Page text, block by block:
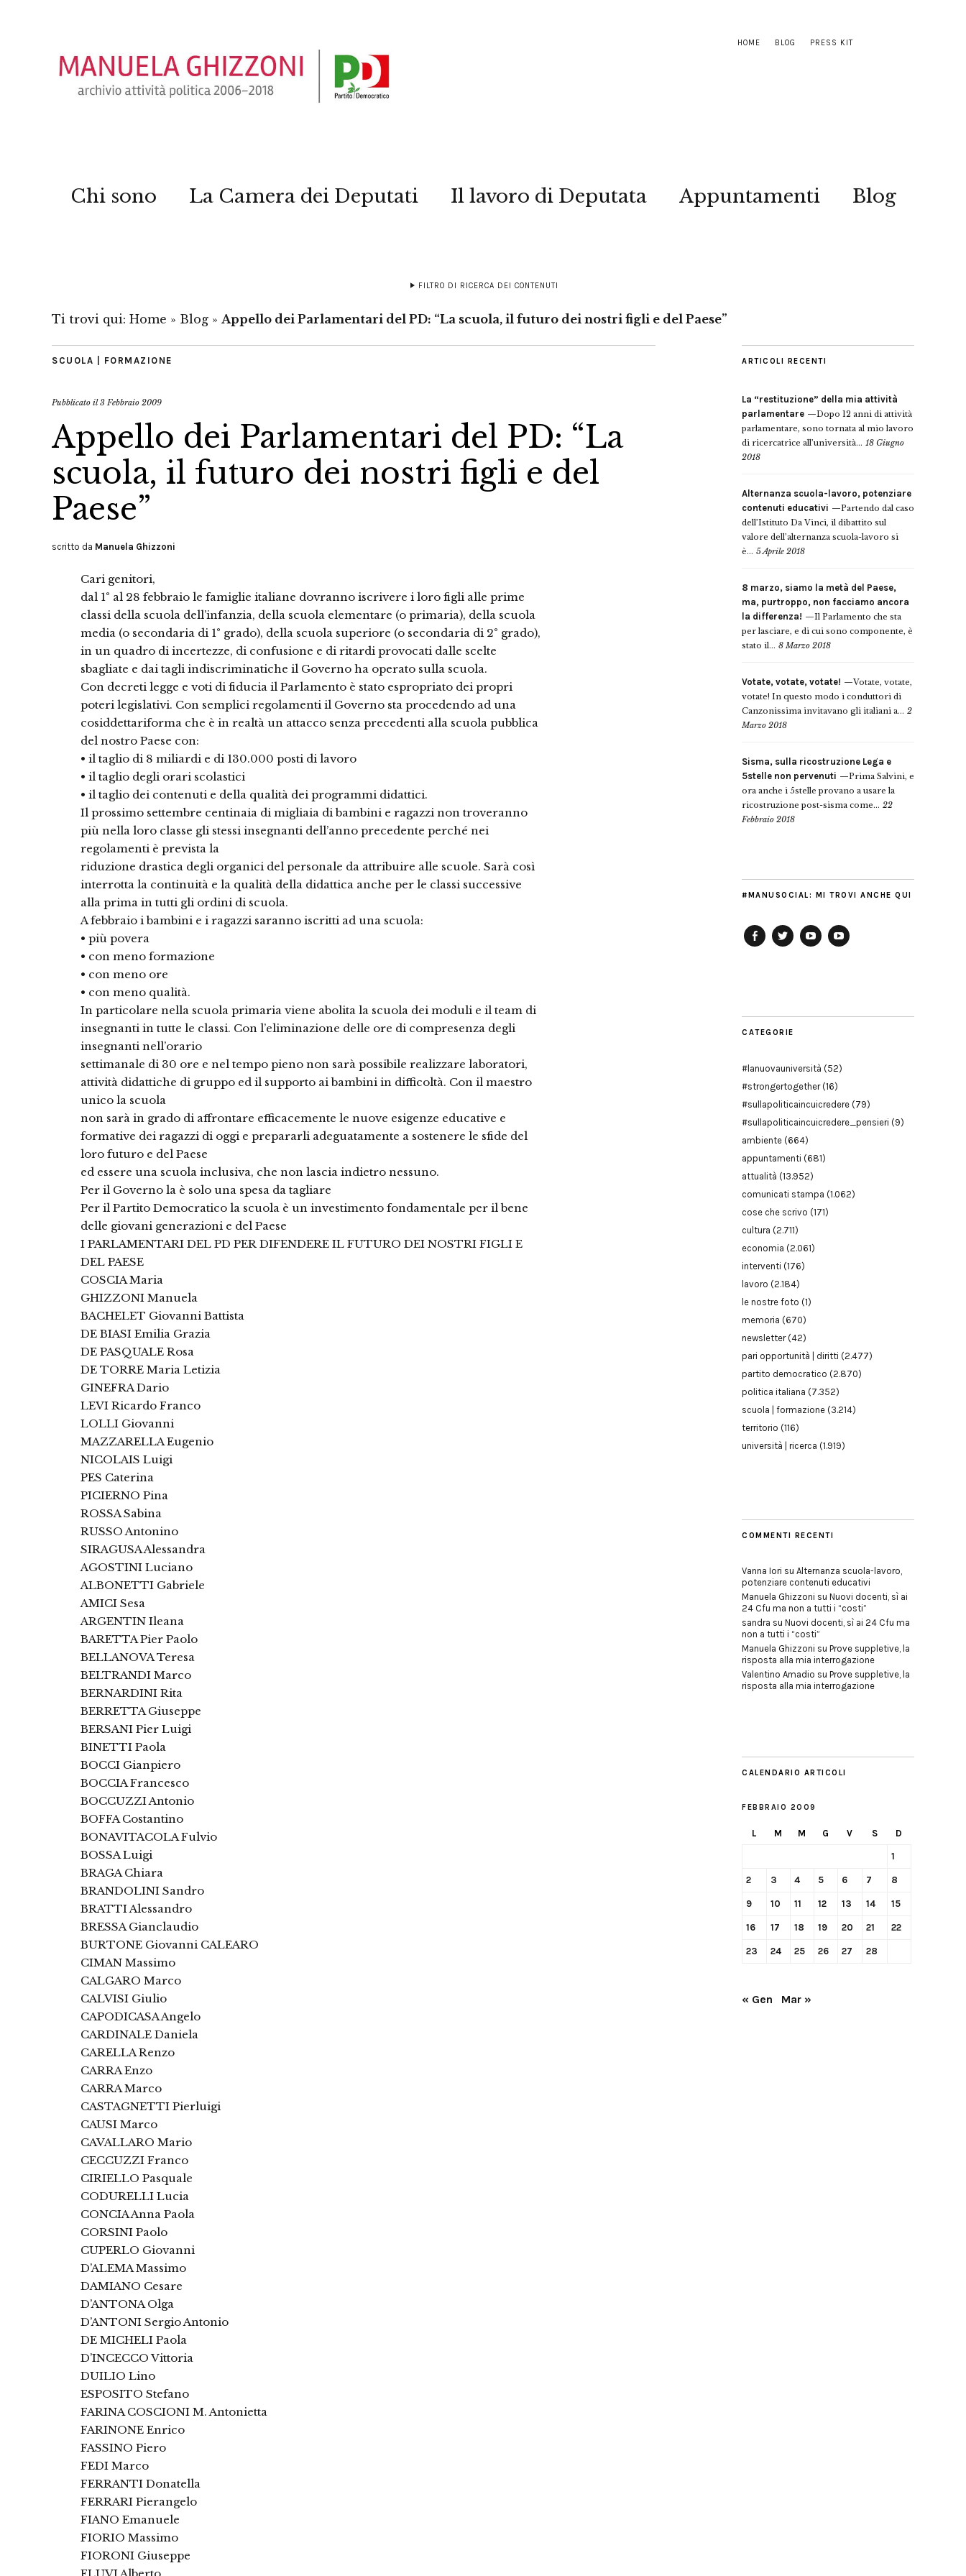
HOME BLOG PRESS KIT
Chi sono La Camera dei Deputati Il lavoro di Deputata Appuntamenti Blog
FILTRO DI RICERCA DEI CONTENUTI
Ti trovi qui: Home » Blog » Appello dei Parlamentari del PD: “La scuola, il futuro dei nostri figli e del Paese”
SCUOLA | FORMAZIONE
Pubblicato il3 Febbraio 2009
Appello dei Parlamentari del PD: “La
scuola, il futuro dei nostri figli e del
Paese”
scritto da Manuela Ghizzoni
Cari genitori,
dal 1° al 28 febbraio le famiglie italiane dovranno iscrivere i loro figli alle prime
classi della scuola dell’infanzia, della scuola elementare (o primaria), della scuola
media (o secondaria di 1° grado), della scuola superiore (o secondaria di 2° grado),
in un quadro di incertezze, di confusione e di ritardi provocati dalle scelte
sbagliate e dai tagli indiscriminatiche il Governo ha operato sulla scuola.
Con decreti legge e voti di fiducia il Parlamento è stato espropriato dei propri
poteri legislativi. Con semplici regolamenti il Governo sta procedendo ad una
cosiddettariforma che è in realtà un attacco senza precedenti alla scuola pubblica
del nostro Paese con:
• il taglio di 8 miliardi e di 130.000 posti di lavoro
• il taglio degli orari scolastici
• il taglio dei contenuti e della qualità dei programmi didattici.
Il prossimo settembre centinaia di migliaia di bambini e ragazzi non troveranno
più nella loro classe gli stessi insegnanti dell’anno precedente perché nei
regolamenti è prevista la
riduzione drastica degli organici del personale da attribuire alle scuole. Sarà così
interrotta la continuità e la qualità della didattica anche per le classi successive
alla prima in tutti gli ordini di scuola.
A febbraio i bambini e i ragazzi saranno iscritti ad una scuola:
• più povera
• con meno formazione
• con meno ore
• con meno qualità.
In particolare nella scuola primaria viene abolita la scuola dei moduli e il team di
insegnanti in tutte le classi. Con l’eliminazione delle ore di compresenza degli
insegnanti nell’orario
settimanale di 30 ore e nel tempo pieno non sarà possibile realizzare laboratori,
attività didattiche di gruppo ed il supporto ai bambini in difficoltà. Con il maestro
unico la scuola
non sarà in grado di affrontare efficacemente le nuove esigenze educative e
formative dei ragazzi di oggi e prepararli adeguatamente a sostenere le sfide del
loro futuro e del Paese
ed essere una scuola inclusiva, che non lascia indietro nessuno.
Per il Governo la è solo una spesa da tagliare
Per il Partito Democratico la scuola è un investimento fondamentale per il bene
delle giovani generazioni e del Paese
I PARLAMENTARI DEL PD PER DIFENDERE IL FUTURO DEI NOSTRI FIGLI E
DEL PAESE
COSCIA Maria
GHIZZONI Manuela
BACHELET Giovanni Battista
DE BIASI Emilia Grazia
DE PASQUALE Rosa
DE TORRE Maria Letizia
GINEFRA Dario
LEVI Ricardo Franco
LOLLI Giovanni
MAZZARELLA Eugenio
NICOLAIS Luigi
PES Caterina
PICIERNO Pina
ROSSA Sabina
RUSSO Antonino
SIRAGUSA Alessandra
AGOSTINI Luciano
ALBONETTI Gabriele
AMICI Sesa
ARGENTIN Ileana
BARETTA Pier Paolo
BELLANOVA Teresa
BELTRANDI Marco
BERNARDINI Rita
BERRETTA Giuseppe
BERSANI Pier Luigi
BINETTI Paola
BOCCI Gianpiero
BOCCIA Francesco
BOCCUZZI Antonio
BOFFA Costantino
BONAVITACOLA Fulvio
BOSSA Luigi
BRAGA Chiara
BRANDOLINI Sandro
BRATTI Alessandro
BRESSA Gianclaudio
BURTONE Giovanni CALEARO
CIMAN Massimo
CALGARO Marco
CALVISI Giulio
CAPODICASA Angelo
CARDINALE Daniela
CARELLA Renzo
CARRA Enzo
CARRA Marco
CASTAGNETTI Pierluigi
CAUSI Marco
CAVALLARO Mario
CECCUZZI Franco
CIRIELLO Pasquale
CODURELLI Lucia
CONCIA Anna Paola
CORSINI Paolo
CUPERLO Giovanni
D’ALEMA Massimo
DAMIANO Cesare
D’ANTONA Olga
D’ANTONI Sergio Antonio
DE MICHELI Paola
D’INCECCO Vittoria
DUILIO Lino
ESPOSITO Stefano
FARINA COSCIONI M. Antonietta
FARINONE Enrico
FASSINO Piero
FEDI Marco
FERRANTI Donatella
FERRARI Pierangelo
FIANO Emanuele
FIORIO Massimo
FIORONI Giuseppe
ARTICOLI RECENTI
La “restituzione” della mia attività
parlamentare
Dopo 12 anni di attività
parlamentare, sono tornata al mio lavoro
di ricercatrice all’università... 18 Giugno
2018
Alternanza scuola-lavoro, potenziare
contenuti educativi
Partendo dal caso
dell’Istituto Da Vinci, il dibattito sul
valore dell’alternanza scuola-lavoro si
è... 5 Aprile 2018
8 marzo, siamo la metà del Paese,
ma, purtroppo, non facciamo ancora
la differenza!
Il Parlamento che sta
per lasciare, e di cui sono componente, è
stato il... 8 Marzo 2018
Votate, votate, votate!
Votate, votate,
votate! In questo modo i conduttori di
Canzonissima invitavano gli italiani a... 2
Marzo 2018
Sisma, sulla ricostruzione Lega e
5stelle non pervenuti
Prima Salvini, e
ora anche i 5stelle provano a usare la
ricostruzione post-sisma come... 22
Febbraio 2018
#MANUSOCIAL: MI TROVI ANCHE QUI
CATEGORIE
#lanuovauniversità (52)
#strongertogether(16)
#sullapoliticaincuicredere (79)
#sullapoliticaincuicredere_pensieri (9)
ambiente (664)
appuntamenti (681)
attualità (13.952)
comunicati stampa (1.062)
cose che scrivo (171)
cultura (2.711)
economia (2.061)
interventi (176)
lavoro (2.184)
le nostre foto (1)
memoria (670)
newsletter(42)
pari opportunità | diritti (2.477)
partito democratico (2.870)
politica italiana (7.352)
scuola | formazione (3.214)
territorio (116)
università | ricerca (1.919)
COMMENTI RECENTI
Vanna Iori su Alternanza scuola-lavoro,
potenziare contenuti educativi
Manuela Ghizzoni su Nuovi docenti, sì ai
24 Cfu ma non a tutti i “costi”
sandra su Nuovi docenti, sì ai 24 Cfu ma
non a tutti i “costi”
Manuela Ghizzoni su Prove suppletive, la
risposta alla mia interrogazione
Valentino Amadio su Prove suppletive, la
risposta alla mia interrogazione
CALENDARIO ARTICOLI
FEBBRAIO 2009
L M M G V S D
1
2 3 4 5 6 7 8
9 10 11 12 13 14 15
16 17 18 19 20 21 22
23 24 25 26 27 28
« Gen Mar »